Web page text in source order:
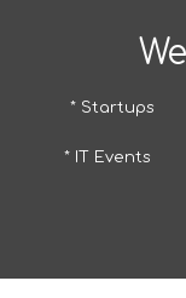
* Startups
* IT Events